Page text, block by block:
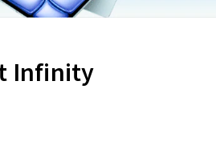
Infinity